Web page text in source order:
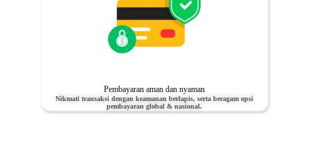
Pembayaran aman dan nyaman
Nikmati transaksi dengan keamanan berlapis, serta beragam opsi
pembayaran global & nasional.